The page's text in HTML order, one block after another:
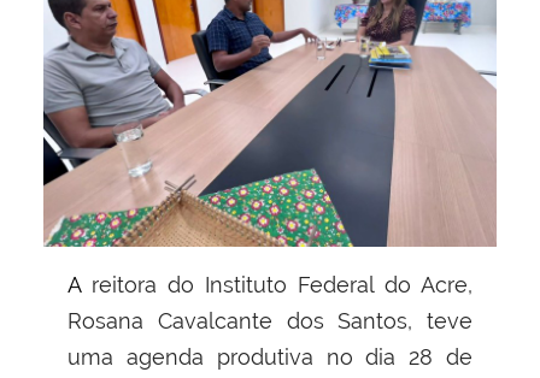
A reitora do Instituto Federal do Acre,
Rosana Cavalcante dos Santos, teve
uma agenda produtiva no dia 28 de